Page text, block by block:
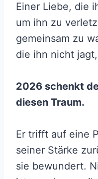
Einer Liebe, die
um ihn zu
gemeinsam zu
die ihn nicht
2026 schenkt
diesen Traum.
Er trifft auf eine
seiner Stärke
sie bewundert.